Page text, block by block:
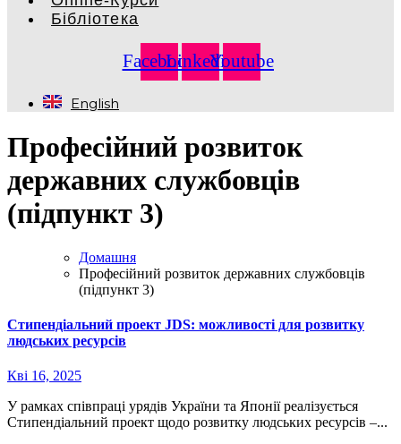
Бібліотека
FacebookLinkedinYoutube
English
Професійний розвиток
державних службовців
(підпункт 3)
Домашня
Професійний розвиток державних службовців
(підпункт 3)
Стипендіальний проект JDS: можливості для розвитку
людських ресурсів
Кві 16, 2025
У рамках співпраці урядів України та Японії реалізується
Стипендіальний проект щодо розвитку людських ресурсів –...